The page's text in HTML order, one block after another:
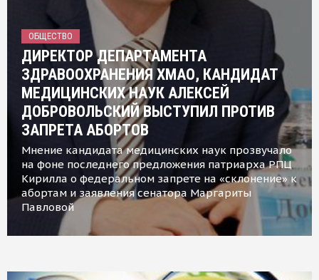
ОБЩЕСТВО
ДИРЕКТОР ДЕПАРТАМЕНТА
ЗДРАВООХРАНЕНИЯ ХМАО, КАНДИДАТ
МЕДИЦИНСКИХ НАУК АЛЕКСЕЙ
ДОБРОВОЛЬСКИЙ ВЫСТУПИЛ ПРОТИВ
ЗАПРЕТА АБОРТОВ
Мнение кандидата медицинских наук прозвучало
на фоне последнего предложения патриарха РПЦ
Кирилла о федеральном запрете на «склонение» к
абортам и заявления сенатора Маргариты
Павловой